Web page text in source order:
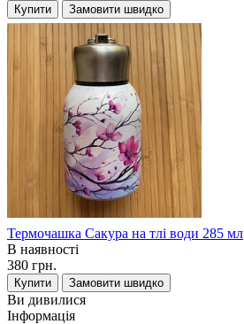
Купити Замовити швидко
Термочашка Сакура на тлі води 285 мл
В наявності
380 грн.
Купити Замовити швидко
Ви дивилися
Інформація